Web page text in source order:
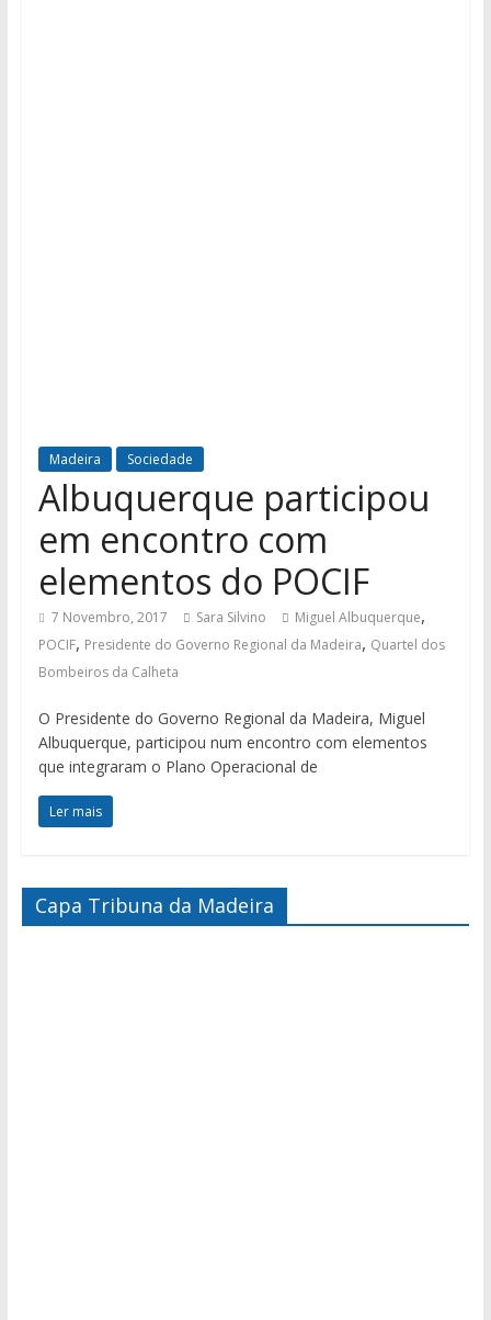
Madeira Sociedade
Albuquerque participou
em encontro com
elementos do POCIF
7 Novembro, 2017 Sara Silvino Miguel Albuquerque,
POCIF, Presidente do Governo Regional da Madeira, Quartel dos
Bombeiros da Calheta
O Presidente do Governo Regional da Madeira, Miguel
Albuquerque, participou num encontro com elementos
que integraram o Plano Operacional de
Ler mais
Capa Tribuna da Madeira